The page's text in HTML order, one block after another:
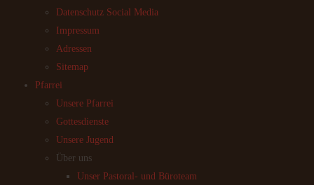
Datenschutz Social Media
Impressum
Adressen
Sitemap
Pfarrei
Unsere Pfarrei
Gottesdienste
Unsere Jugend
Über uns
Unser Pastoral- und Büroteam